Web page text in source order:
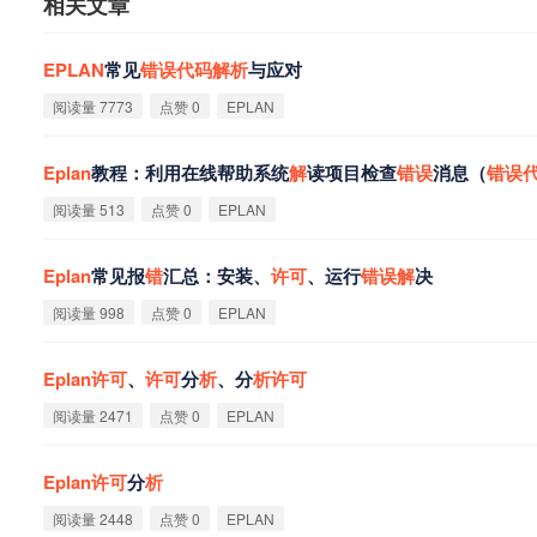
EPLAN常见错误代码解析与应对
阅读量 7773 点赞 0 EPLAN
Eplan教程：利用在线帮助系统解读项目检查错误消息（错误
阅读量 513 点赞 0 EPLAN
Eplan常见报错汇总：安装、 许可、运行错误解决
阅读量 998 点赞 0 EPLAN
Eplan许可、 许可分析、分析许可
阅读量 2471 点赞 0 EPLAN
Eplan许可分析
阅读量 2448 点赞 0 EPLAN